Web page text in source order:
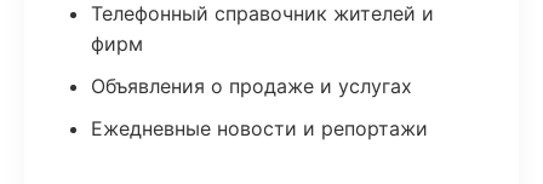
Телефонный справочник жителей и
фирм
Объявления о продаже и услугах
Ежедневные новости и репортажи